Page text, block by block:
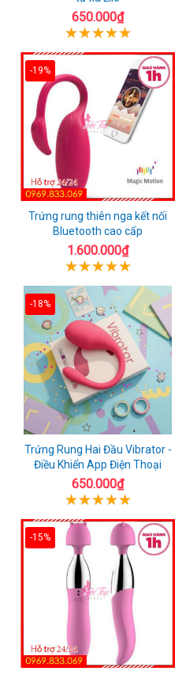
650.000₫
-19%
Trứng rung thiên nga kết nối
Bluetooth cao cấp
1.600.000₫
-18%
Trứng Rung Hai Đầu Vibrator -
Điều Khiển App Điện Thoại
650.000₫
-15%